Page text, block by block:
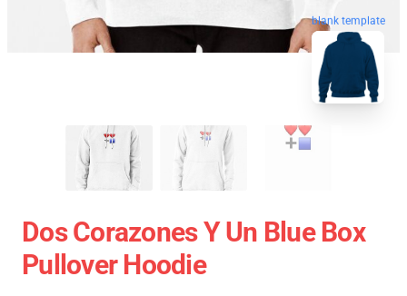
blank template
Dos Corazones Y Un Blue Box
Pullover Hoodie